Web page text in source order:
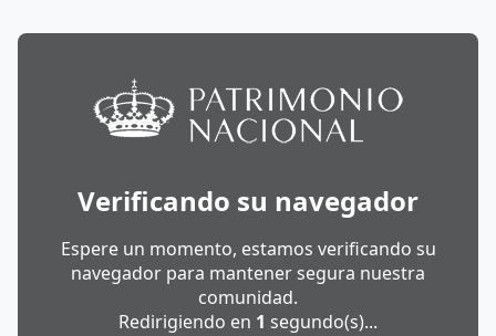
Verificando su navegador
Espere un momento, estamos verificando su
navegador para mantener segura nuestra
comunidad.
Redirigiendo en 1 segundo(s)...